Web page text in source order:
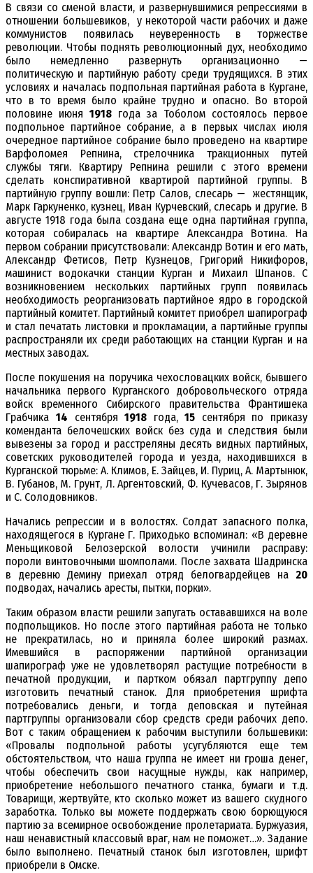
В связи со сменой власти, и развернувшимися репрессиями в
отношении большевиков, у некоторой части рабочих и даже
коммунистов появилась неуверенность в торжестве
революции. Чтобы поднять революционный дух, необходимо
было немедленно развернуть организационно —
политическую и партийную работу среди трудящихся. В этих
условиях и началась подпольная партийная работа в Кургане,
что в то время было крайне трудно и опасно. Во второй
половине июня 1918 года за Тоболом состоялось первое
подпольное партийное собрание, а в первых числах июля
очередное партийное собрание было проведено на квартире
Варфоломея Репнина, стрелочника тракционных путей
службы тяги. Квартиру Репнина решили с этого времени
сделать конспиративной квартирой партийной группы. В
партийную группу вошли: Петр Салов, слесарь — жестянщик,
Марк Гаркуненко, кузнец, Иван Курчевский, слесарь и другие. В
августе 1918 года была создана еще одна партийная группа,
которая собиралась на квартире Александра Вотина. На
первом собрании присутствовали: Александр Вотин и его мать,
Александр Фетисов, Петр Кузнецов, Григорий Никифоров,
машинист водокачки станции Курган и Михаил Шпанов. С
возникновением нескольких партийных групп появилась
необходимость реорганизовать партийное ядро в городской
партийный комитет. Партийный комитет приобрел шапирограф
и стал печатать листовки и прокламации, а партийные группы
распространяли их среди работающих на станции Курган и на
местных заводах.
После покушения на поручика чехословацких войск, бывшего
начальника первого Курганского добровольческого отряда
войск временного Сибирского правительства Франтишека
Грабчика 14 сентября1918 года, 15сентября по приказу
коменданта белочешских войск без суда и следствия были
вывезены за город и расстреляны десять видных партийных,
советских руководителей города и уезда, находившихся в
Курганской тюрьме: А. Климов, Е. Зайцев, И. Пуриц, А. Мартынюк,
В. Губанов, М. Грунт, Л. Аргентовский, Ф. Кучевасов, Г. Зырянов
и С. Солодовников.
Начались репрессии и в волостях. Солдат запасного полка,
находящегося в Кургане Г. Приходько вспоминал: «В деревне
Меньщиковой Белозерской волости учинили расправу:
пороли винтовочными шомполами. После захвата Шадринска
в деревню Демину приехал отряд белогвардейцев на 20
подводах, начались аресты, пытки, порки».
Таким образом власти решили запугать остававшихся на воле
подпольщиков. Но после этого партийная работа не только
не прекратилась, но и приняла более широкий размах.
Имевшийся в распоряжении партийной организации
шапирограф уже не удовлетворял растущие потребности в
печатной продукции, и партком обязал партгруппу депо
изготовить печатный станок. Для приобретения шрифта
потребовались деньги, и тогда деповская и путейная
партгруппы организовали сбор средств среди рабочих депо.
Вот с таким обращением к рабочим выступили большевики:
«Провалы подпольной работы усугубляются еще тем
обстоятельством, что наша группа не имеет ни гроша денег,
чтобы обеспечить свои насущные нужды, как например,
приобретение небольшого печатного станка, бумаги и т.д.
Товарищи, жертвуйте, кто сколько может из вашего скудного
заработка. Только вы можете поддержать свою борющуюся
партию за всемирное освобождение пролетариата. Буржуазия,
наш ненавистный классовый враг, нам не поможет…». Задание
было выполнено. Печатный станок был изготовлен, шрифт
приобрели в Омске.